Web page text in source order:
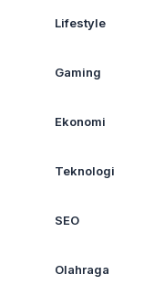
Lifestyle
Gaming
Ekonomi
Teknologi
SEO
Olahraga